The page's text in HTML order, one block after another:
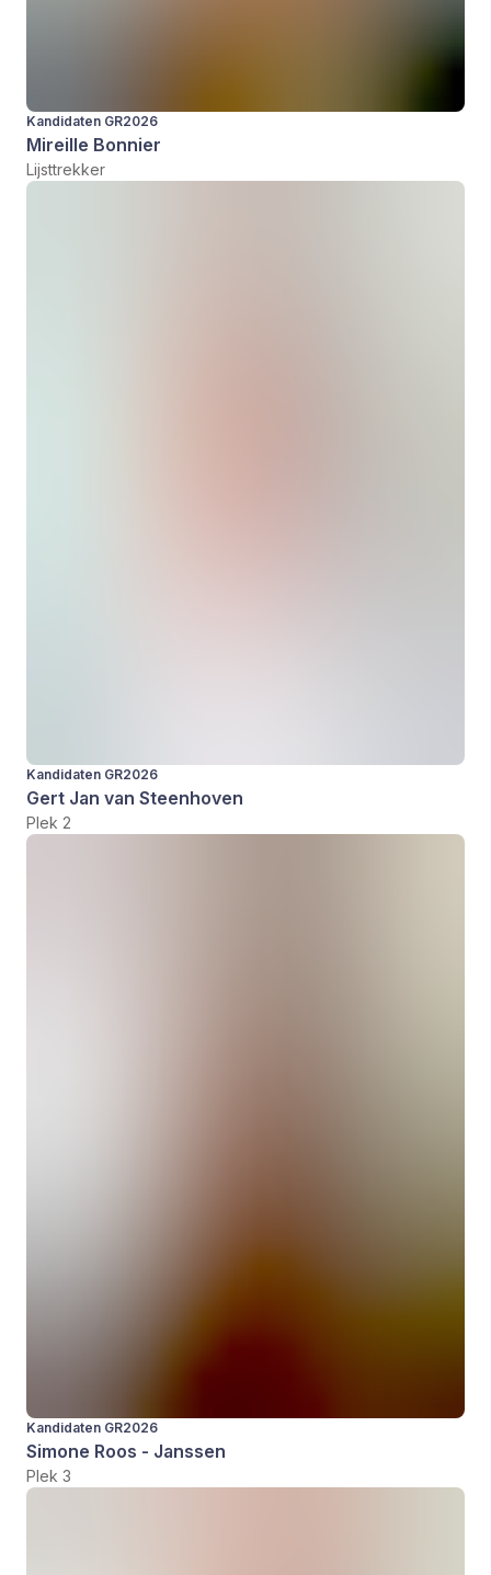
Kandidaten GR2026
Mireille Bonnier
Lijsttrekker
Kandidaten GR2026
Gert Jan van Steenhoven
Plek 2
Kandidaten GR2026
Simone Roos - Janssen
Plek 3